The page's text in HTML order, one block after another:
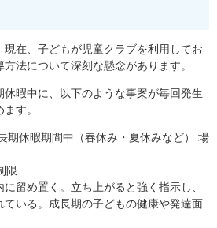
在、子どもが児童クラブを利用してお
法について深刻な懸念があります。
暇中に、以下のような事案が毎回発生
ます。
期休暇期間中（春休み・夏休みなど） 場
限
留め置く。立ち上がると強く指示し、
いる。成長期の子どもの健康や発達面